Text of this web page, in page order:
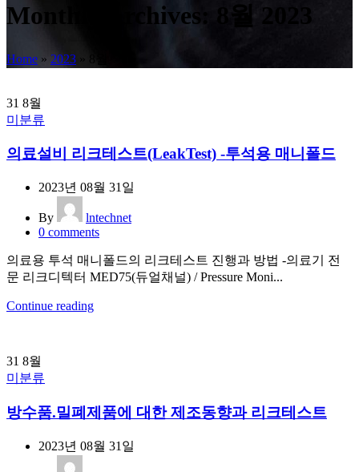
Monthly Archives: 8월 2023
Home » 2023 »
31 8월
미분류
의료설비 리크테스트(LeakTest) -투석용 매니폴드
2023년 08월 31일
By
lntechnet
0 comments
의료용 투석 매니폴드의 리크테스트 진행과 방법 -의료기 전
문 리크디텍터 MED75(듀얼채널) / Pressure Moni...
Continue reading
31 8월
미분류
방수품.밀폐제품에 대한 제조동향과 리크테스트
2023년 08월 31일